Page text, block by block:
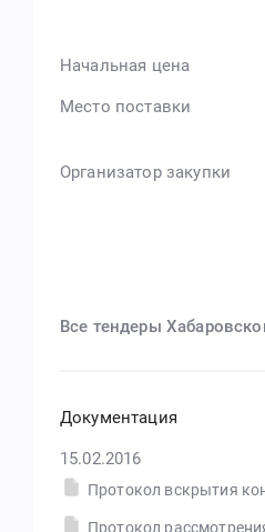
Начальная цена
Место поставки
Организатор закупки
Все тендеры
Документация
15.02.2016
Протокол